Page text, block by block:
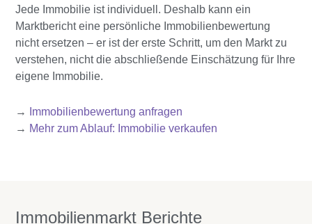
Jede Immobilie ist individuell. Deshalb kann ein
Marktbericht eine persönliche Immobilienbewertung
nicht ersetzen – er ist der erste Schritt, um den Markt zu
verstehen, nicht die abschließende Einschätzung für Ihre
eigene Immobilie.
→
Immobilienbewertung anfragen
→ Mehr zum Ablauf: Immobilie verkaufen
Immobilienmarkt Berichte